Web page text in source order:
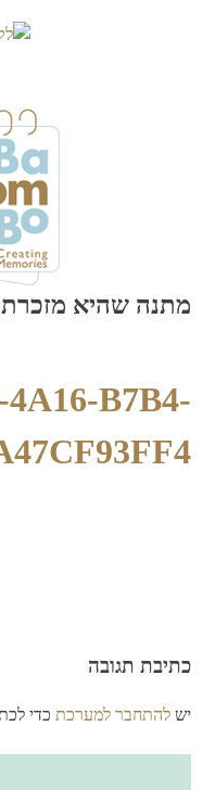
מתנה שהיא מזכרת
4A16-B7B4-
כתיבת תגובה
ישלהתחבר למערכת כדי